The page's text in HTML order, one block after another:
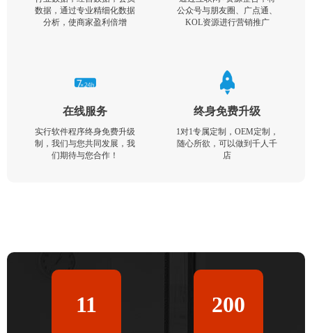
数据，通过专业精细化数据
分析，使商家盈利倍增
公众号与朋友圈、广点通、
KOL资源进行营销推广
在线服务
实行软件程序终身免费升级
制，我们与您共同发展，我
们期待与您合作！
终身免费升级
1对1专属定制，OEM定制，
随心所欲，可以做到千人千
店
11 200